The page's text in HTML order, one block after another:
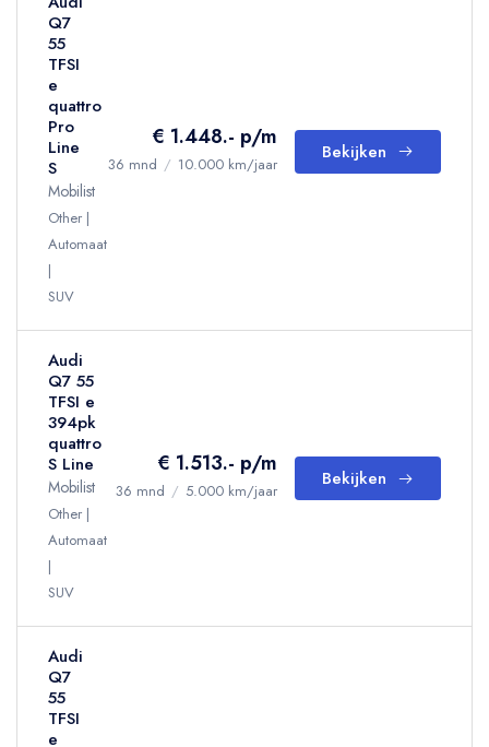
Q7
55
TFSI
e
quattro
Pro
Line
S
Mobilist
Other
Automaat
SUV
€ 1.448.- p/m
36 mnd / 10.000 km/jaar
Bekijken
Audi
Q7 55
TFSI e
394pk
quattro
S Line
Mobilist
Other
Automaat
SUV
€ 1.513.- p/m
36 mnd / 5.000 km/jaar
Bekijken
Audi
Q7
55
TFSI
e